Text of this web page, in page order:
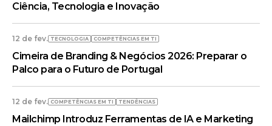
Ciência, Tecnologia e Inovação
12 de fev. TECNOLOGIA COMPETÊNCIAS EM TI
Cimeira de Branding & Negócios 2026: Preparar o
Palco para o Futuro de Portugal
12 de fev. COMPETÊNCIAS EM TI TENDÊNCIAS
Mailchimp Introduz Ferramentas de IA e Marketing